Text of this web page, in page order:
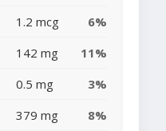
1.2 mcg
6%
142 mg
11%
0.5 mg
3%
379 mg 8%